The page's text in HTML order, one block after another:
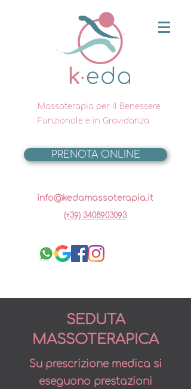
Massoterapia per il Benessere
Funzionale e in Gravidanza
PRENOTA ONLINE
info@kedamassoterapia.it
(+39) 3408903093
SEDUTA
MASSOTERAPICA
Su prescrizione medica si
eseguono prestazioni